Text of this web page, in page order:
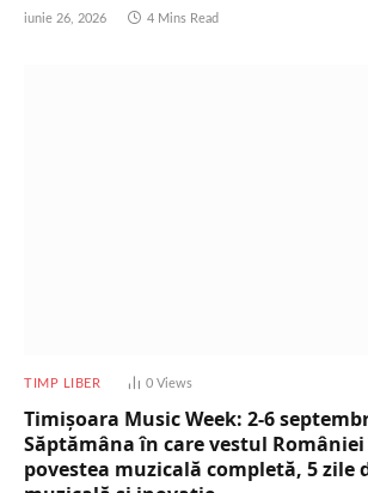
iunie 26, 2026 4 Mins Read
TIMP LIBER 0 Views
Timișoara Music Week: 2-6
Săptămâna în care vestul
povestea muzicală completă, 5 zile